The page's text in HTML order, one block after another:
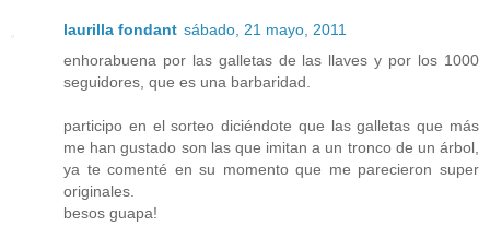
laurilla fondant sábado, 21 mayo, 2011
enhorabuena por las galletas de las llaves y por los 1000
seguidores, que es una barbaridad.
participo en el sorteo diciéndote que las galletas que más
me han gustado son las que imitan a un tronco de un árbol,
ya te comenté en su momento que me parecieron super
originales.
besos guapa!